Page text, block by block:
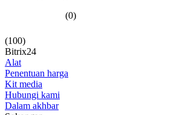
(0)
(100)
Bitrix24
Alat
Penentuan harga
Kit media
Hubungi kami
Dalam akhbar